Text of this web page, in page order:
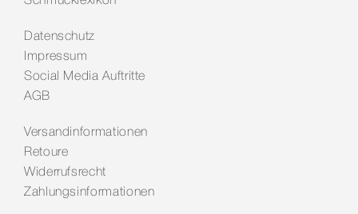
Datenschutz
Impressum
Social Media Auftritte
AGB
Versandinformationen
Retoure
Widerrufsrecht
Zahlungsinformationen